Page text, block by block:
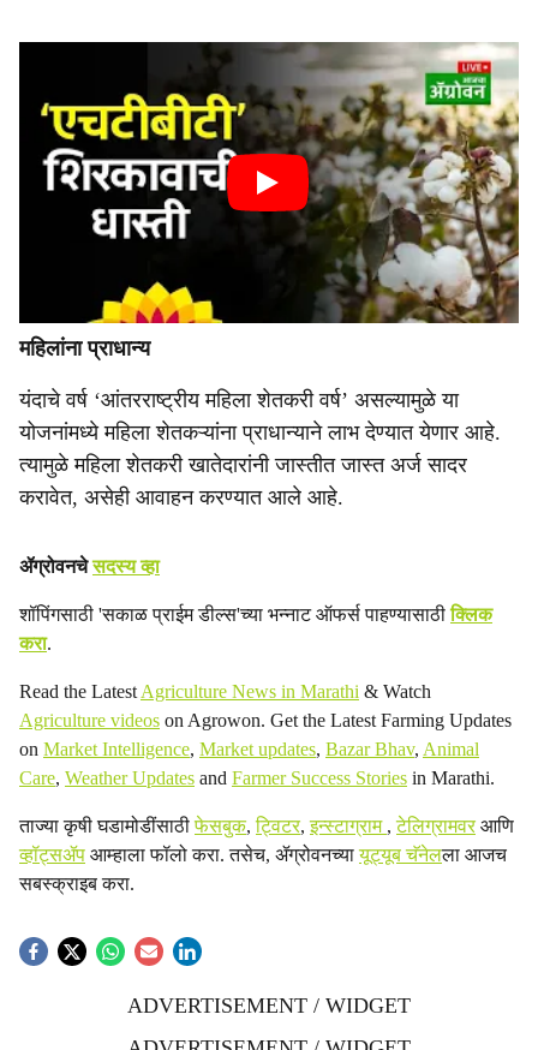
महिलांना प्राधान्य
यंदाचे वर्ष ‘आंतरराष्ट्रीय महिला शेतकरी वर्ष’ असल्यामुळे या
योजनांमध्ये महिला शेतकऱ्यांना प्राधान्याने लाभ देण्यात येणार आहे.
त्यामुळे महिला शेतकरी खातेदारांनी जास्तीत जास्त अर्ज सादर
करावेत, असेही आवाहन करण्यात आले आहे.
ॲग्रोवनचेसदस्य व्हा
शॉपिंगसाठी 'सकाळ प्राईम डील्स'च्या भन्नाट ऑफर्स पाहण्यासाठीक्लिक
करा.
Read the Latest Agriculture News in Marathi & Watch
Agriculture videos on Agrowon. Get the Latest Farming Updates
on Market Intelligence, Market updates, Bazar Bhav, Animal
Care, Weather Updates and Farmer Success Stories in Marathi.
ताज्या कृषी घडामोडींसाठीफेसबुक,ट्विटर,इन्स्टाग्राम ,टेलिग्रामवरआणि
व्हॉट्सॲप आम्हाला फॉलो करा. तसेच, ॲग्रोवनच्यायूट्यूब चॅनेलला आजच
सबस्क्राइब करा.
ADVERTISEMENT / WIDGET